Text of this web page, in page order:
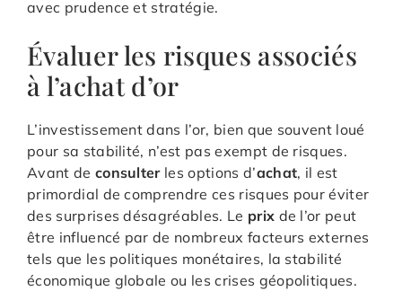
avec prudence et stratégie.
Évaluer les risques associés
à l’achat d’or
L’investissement dans l’or, bien que souvent loué
pour sa stabilité, n’est pas exempt de risques.
Avant de consulterles options d’achat, il est
primordial de comprendre ces risques pour éviter
des surprises désagréables. Le prix de l’or peut
être influencé par de nombreux facteurs externes
tels que les politiques monétaires, la stabilité
économique globale ou les crises géopolitiques.